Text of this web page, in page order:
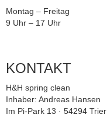
Montag – Freitag
9 Uhr – 17 Uhr
KONTAKT
H&H spring clean
Inhaber: Andreas Hansen
Im Pi-Park 13 · 54294 Trier